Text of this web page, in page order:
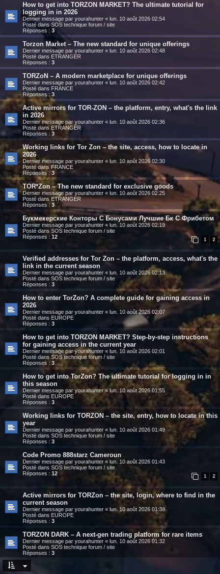
How to get into TORZON MARKET? The ultimate tutorial for
logging in in 2026
Dernier message par yourahunter « lun. 10 août 2026 02:54
Posté dans SOS technique forum / site
Réponses : 3
Torzon Market – The new standard for unique offerings
Dernier message par yourahunter « lun. 10 août 2026 02:48
Posté dans ETRANGER
Réponses : 3
TORZoN – A modern marketplace for unique offerings
Dernier message par yourahunter « lun. 10 août 2026 02:42
Posté dans FRANCE
Réponses :3
Active mirrors for TOR-ZON – the platform, entry, what's the link
in 2026
Dernier message par yourahunter « lun. 10 août 2026 02:36
Posté dans ETRANGER
Réponses : 3
Working links for Tor Zon – the site, access, how to locate in
2026
Dernier message par yourahunter « lun. 10 août 2026 02:30
Posté dansFRANCE
Réponses : 3
TOR*Zon – The new standard for exclusive goods
Dernier message par yourahunter « lun. 10 août 2026 02:25
Posté dans ETRANGER
Réponses : 3
Букмекерские Конторы С Бонусами Лучшие Бк С Фрибетом
Dernier message par yourahunter « lun. 10 août 2026 02:19
Posté dans SOS technique forum / site
Réponses : 12 1 2
Verified addresses for Tor Zon – the platform, access, what's the
link in the current season
Dernier message par yourahunter « lun. 10 août 2026 02:13
Posté dans SOS technique forum / site
Réponses : 3
How to enter TorZon? A complete guide for gaining access in
2026
Dernier message par yourahunter « lun. 10 août 2026 02:07
Posté dans EUROPE
Réponses : 3
How to get into TORZON MARKET? Step-by-step instructions
for gaining access in the current year
Dernier message paryourahunter « lun. 10 août 2026 02:01
Posté dans SOS technique forum / site
Réponses : 3
How to get into TorZon? The ultimate tutorial for logging in in
this season
Dernier message par yourahunter«lun. 10 août 2026 01:55
Posté dans EUROPE
Réponses : 3
Working links for ТОRZON – the site, entry, how to locate in this
year
Dernier message par yourahunter « lun. 10 août 2026 01:49
Posté dans SOS technique forum / site
Réponses : 3
Code Promo 888starz Cameroun
Dernier message par yourahunter « lun. 10 août 2026 01:43
Posté dans SOS technique forum / site
Réponses : 12 1 2
Active mirrors for TORZon – the site, login, where to find in the
current season
Dernier message par yourahunter « lun. 10 août 2026 01:38
Posté dans EUROPE
Réponses : 3
TORZON DARK – A next-gen trading platform for rare items
Dernier message par yourahunter « lun. 10 août 2026 01:32
Posté dans SOS technique forum / site
Réponses : 3